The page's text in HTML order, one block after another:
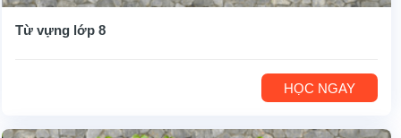
Từ vựng lớp 8
HỌC NGAY